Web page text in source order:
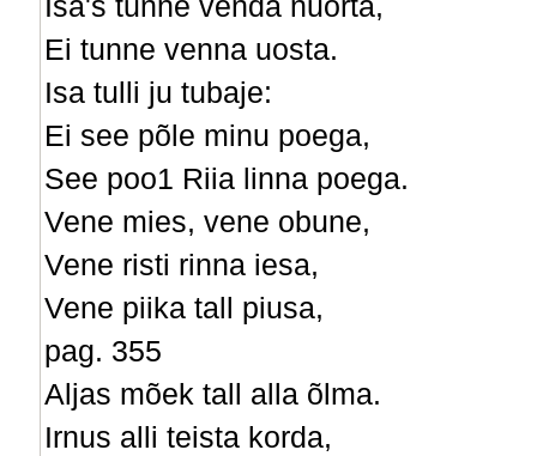
Ei tunne venna uosta.
Isa tulli ju tubaje:
Ei see põle minu poega,
See poo1 Riia linna poega.
Vene mies, vene obune,
Vene risti rinna iesa,
Vene piika tall piusa,
pag. 355
Aljas mõek tall alla õlma.
Irnus alli teista korda,